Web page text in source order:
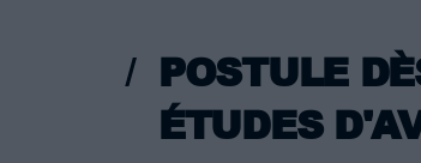
POSTULE
ÉTUDES